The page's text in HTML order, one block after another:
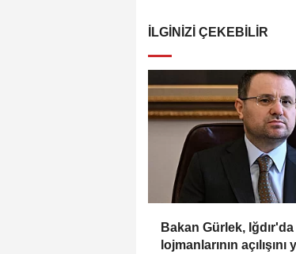
İLGINIZI ÇEKEBILIR
Bakan Gürlek,
lojmanlarının açılışını